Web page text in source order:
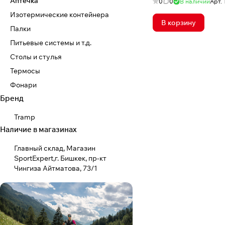
В корзину
Изотермические контейнера
Палки
Питьевые системы и т.д.
Столы и стулья
Термосы
Фонари
Бренд
Tramp
Наличие в магазинах
Главный склад, Магазин
SportExpert,г. Бишкек, пр-кт
Чингиза Айтматова, 73/1